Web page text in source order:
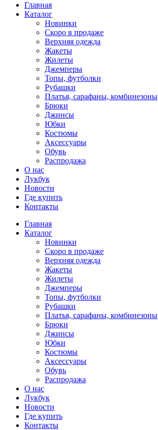
Главная
Каталог
Новинки
Скоро в продаже
Верхняя одежда
Жакеты
Жилеты
Джемперы
Топы, футболки
Рубашки
Платья, сарафаны, комбинезоны
Брюки
Джинсы
Юбки
Костюмы
Аксессуары
Обувь
Распродажа
О нас
Лукбук
Новости
Где купить
Контакты
Главная
Каталог
Новинки
Скоро в продаже
Верхняя одежда
Жакеты
Жилеты
Джемперы
Топы, футболки
Рубашки
Платья, сарафаны, комбинезоны
Брюки
Джинсы
Юбки
Костюмы
Аксессуары
Обувь
Распродажа
О нас
Лукбук
Новости
Где купить
Контакты